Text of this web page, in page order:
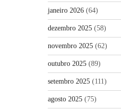
janeiro 2026 (64)
dezembro 2025 (58)
novembro 2025 (62)
outubro 2025 (89)
setembro 2025 (111)
agosto 2025 (75)